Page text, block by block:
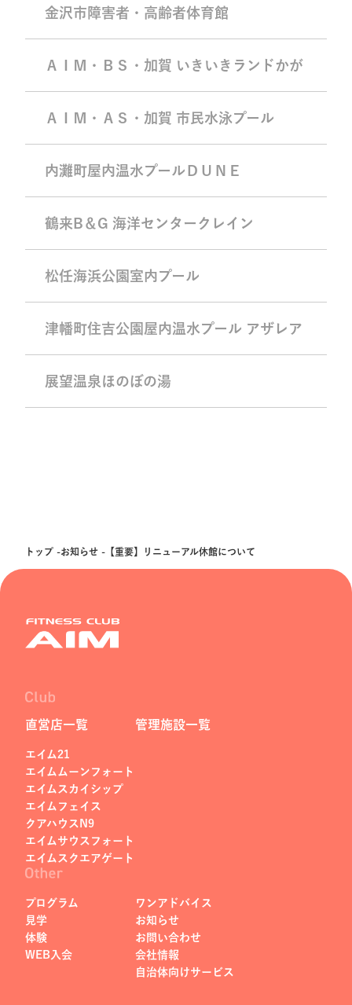
金沢市障害者・高齢者体育館
ＡＩＭ・ＢＳ・加賀 いきいきランドかが
ＡＩＭ・ＡＳ・加賀 市民水泳プール
内灘町屋内温水プールＤＵＮＥ
鶴来B＆G 海洋センタークレイン
松任海浜公園室内プール
津幡町住吉公園屋内温水プール アザレア
展望温泉ほのぼの湯
トップ お知らせ 【重要】リニューアル休館について
直営店一覧
エイム21
エイムムーンフォート
エイムスカイシップ
エイムフェイス
クアハウスN9
エイムサウスフォート
エイムスクエアゲート
管理施設一覧
プログラム
見学
体験
WEB入会
ワンアドバイス
お知らせ
お問い合わせ
会社情報
自治体向けサービス